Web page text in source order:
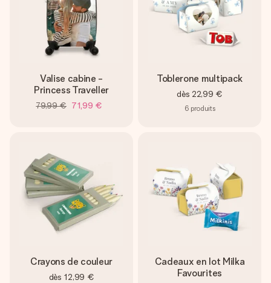
Valise cabine -
Princess Traveller
79,99 € 71,99 €
Toblerone multipack
dès 22,99 €
6 produits
Crayons de couleur
dès 12,99 €
Cadeaux en lot Milka
Favourites